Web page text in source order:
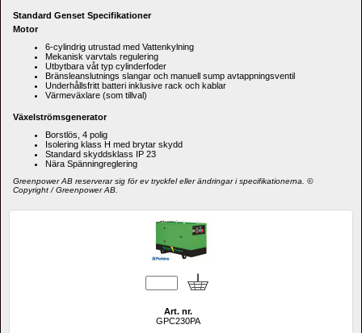
Standard Genset Specifikationer
Motor
6-cylindrig utrustad med Vattenkylning
Mekanisk varvtals regulering
Utbytbara våt typ cylinderfoder
Bränsleanslutnings slangar och manuell sump avtappningsventil
Underhållsfritt batteri inklusive rack och kablar
Värmeväxlare (som tillval)
Växelströmsgenerator
Borstlös 4 polig
Isolering klass H med brytar skydd
Standard skyddsklass IP 23
Nära Spänningreglering
Greenpower AB reserverar sig för ev tryckfel eller ändringar i specifikationerna. ©
Copyright / Greenpower AB.
Art. nr.
GPC230PA